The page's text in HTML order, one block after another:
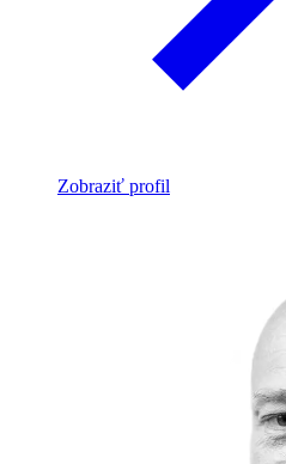
Zobraziť profil